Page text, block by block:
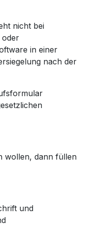
nicht bei
in einer
nach der
wollen, dann füllen
und